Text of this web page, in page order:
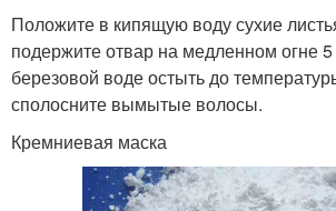
Положите в кипящую воду сухие
подержите отвар на медленном огне
березовой воде остыть до
сполосните вымытые волосы.
Кремниевая маска